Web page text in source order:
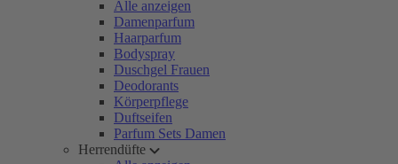
Alle anzeigen
Damenparfum
Haarparfum
Bodyspray
Duschgel Frauen
Deodorants
Körperpflege
Duftseifen
Parfum Sets Damen
Herrendüfte